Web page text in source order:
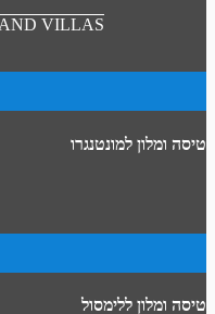
VILLAS
טיסה ומלון למונטנגרו
טיסה ומלון ללימסול